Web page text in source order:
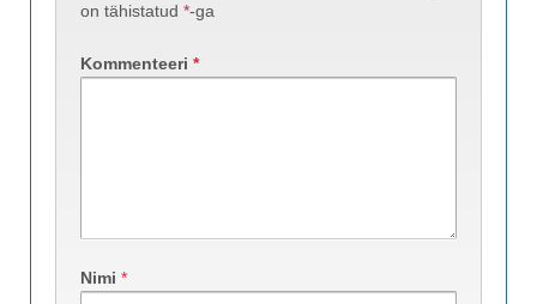
on tähistatud *-ga
Kommenteeri *
Nimi *